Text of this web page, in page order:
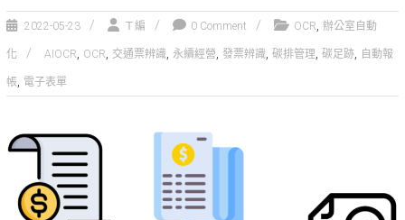
2022-05-23 Ｔ編 0 Comment OCR, 辦公室自動
化 AIOCR, OCR, 交通票辨識, 永續經營, 發票辨識, 碳排管理, 碳足跡, 自動報
帳, 電子表單